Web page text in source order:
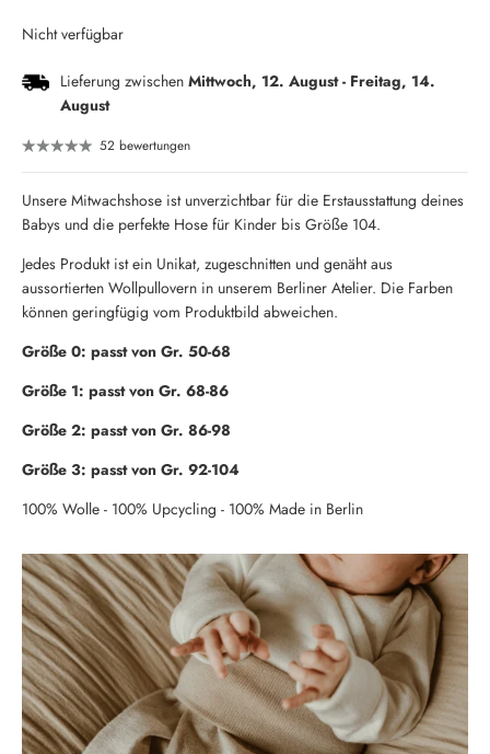
Nicht verfügbar
Lieferung zwischen Mittwoch, 12. August- Freitag, 14.
August
52 bewertungen
Unsere Mitwachshose ist unverzichtbar für die Erstausstattung deines
Babys und die perfekte Hose für Kinder bis Größe 104.
Jedes Produkt ist ein Unikat, zugeschnitten und genäht aus
aussortierten Wollpullovern in unserem Berliner Atelier. Die Farben
können geringfügig vom Produktbild abweichen.
Größe 0: passt von Gr. 50-68
Größe 1: passt von Gr. 68-86
Größe 2: passt von Gr. 86-98
Größe 3: passt von Gr. 92-104
100% Wolle - 100% Upcycling - 100% Made in Berlin